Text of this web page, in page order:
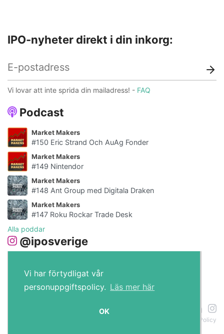
Vi har förtydligat vår
personuppgiftspolicy. Läs mer här
OK
Podcast
Market Makers
#150 Eric Strand Och AuAg Fonder
Market Makers
#149 Nintendor
Market Makers
#148 Ant Group med Digitala Draken
Market Makers
#147 Roku Rockar Trade Desk
Alla poddar
@iposverige
IPO-nyheter direkt i din inkorg:
Vi lovar att inte sprida din mailadress! - FAQ
Policy